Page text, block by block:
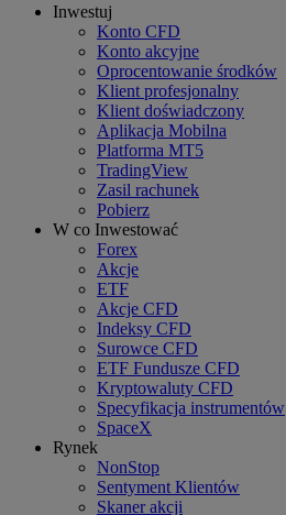
Inwestuj
Konto CFD
Konto akcyjne
Oprocentowanie środków
Klient profesjonalny
Klient doświadczony
Aplikacja Mobilna
Platforma MT5
TradingView
Zasil rachunek
Pobierz
W co Inwestować
Forex
Akcje
ETF
Akcje CFD
Indeksy CFD
Surowce CFD
ETF Fundusze CFD
Kryptowaluty CFD
Specyfikacja instrumentów
SpaceX
Rynek
NonStop
Sentyment Klientów
Skaner akcji